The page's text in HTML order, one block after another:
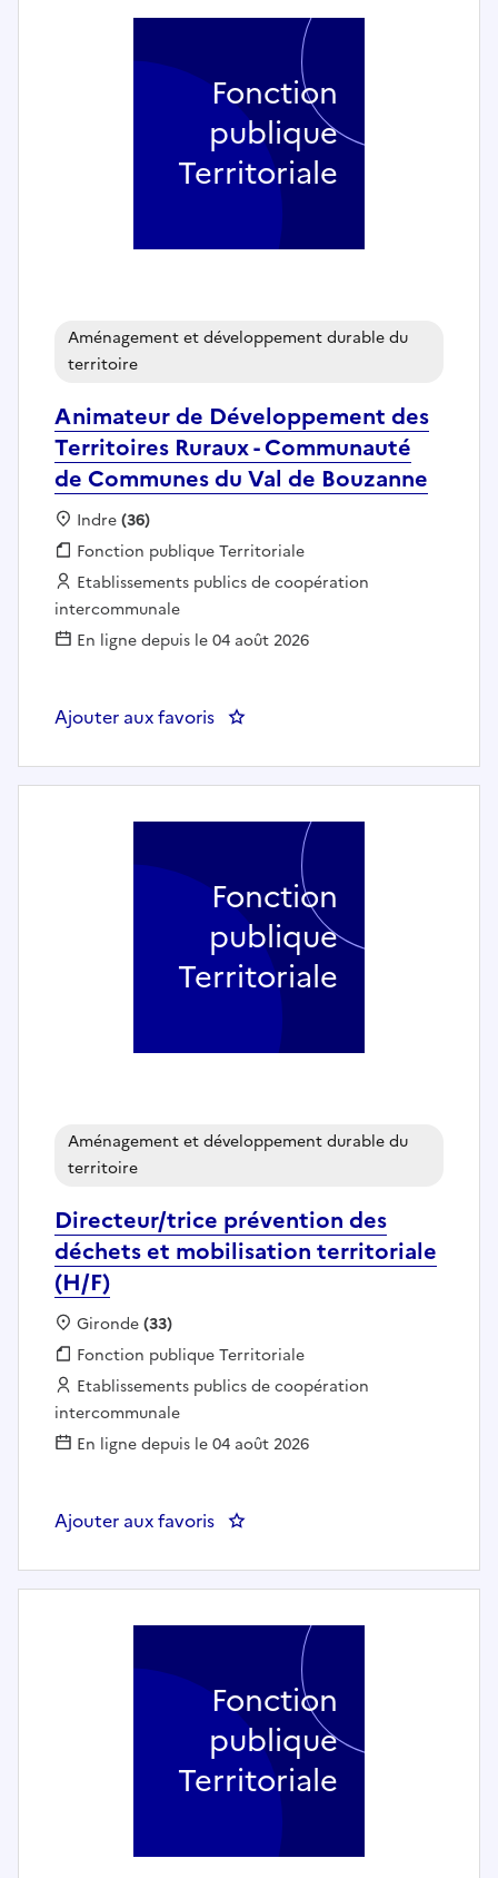
Animateur de Développement des
Territoires Ruraux - Communauté
de Communes du Val de Bouzanne
Aménagement et développement durable du
territoire
Localisation :
Indre(36)
Fonction publique :
Fonction publique Territoriale
Employeur :
Etablissements publics de coopération
intercommunale
En ligne depuis le 04 août 2026
Ajouter aux favoris : Animateur de
Fonction
publique
Territoriale
Directeur/trice prévention des
déchets et mobilisation territoriale
(H/F)
Aménagement et développement durable du
territoire
Localisation :
Gironde(33)
Fonction publique :
Fonction publique Territoriale
Employeur :
Etablissements publics de coopération
intercommunale
En ligne depuis le 04 août 2026
Ajouter aux favoris : Directeur/trice prévention
Fonction
publique
Territoriale
Fonction
publique
Territoriale